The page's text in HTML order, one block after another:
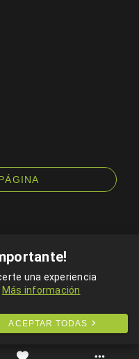
una experiencia
Más información
ACEPTAR TODAS